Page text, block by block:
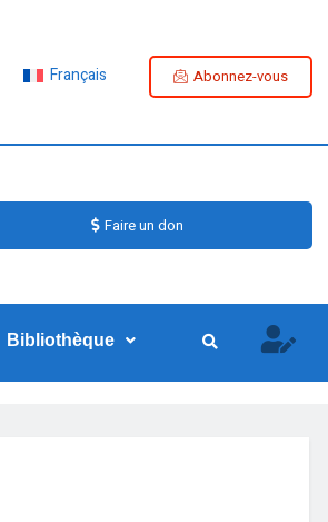
Français Abonnez-vous
Faire un don
Bibliothèque